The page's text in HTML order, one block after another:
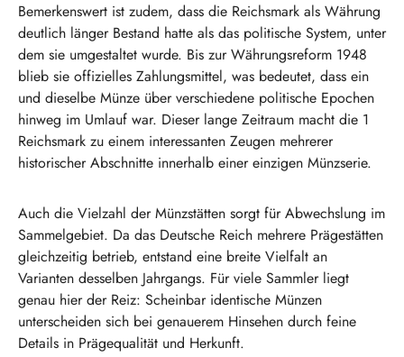
Bemerkenswert ist zudem, dass die Reichsmark als Währung
deutlich länger Bestand hatte als das politische System, unter
dem sie umgestaltet wurde. Bis zur Währungsreform 1948
blieb sie offizielles Zahlungsmittel, was bedeutet, dass ein
und dieselbe Münze über verschiedene politische Epochen
hinweg im Umlauf war. Dieser lange Zeitraum macht die 1
Reichsmark zu einem interessanten Zeugen mehrerer
historischer Abschnitte innerhalb einer einzigen Münzserie.
Auch die Vielzahl der Münzstätten sorgt für Abwechslung im
Sammelgebiet. Da das Deutsche Reich mehrere Prägestätten
gleichzeitig betrieb, entstand eine breite Vielfalt an
Varianten desselben Jahrgangs. Für viele Sammler liegt
genau hier der Reiz: Scheinbar identische Münzen
unterscheiden sich bei genauerem Hinsehen durch feine
Details in Prägequalität und Herkunft.